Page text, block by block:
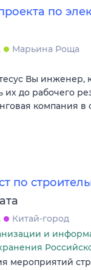
по
Марьина Роща
Вы инженер,
до рабочего
компания в
по
Китай-город
и
мероприятий